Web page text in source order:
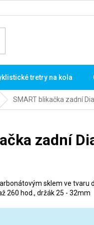
tretry na kola
SMART blikačka zadní
sklem ve tvaru
260 hod., držák 25 - 32mm
zadní